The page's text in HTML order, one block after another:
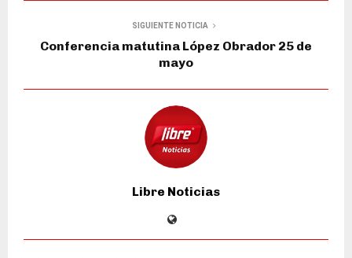
SIGUIENTE NOTICIA
Conferencia matutina López Obrador 25 de
mayo
Libre Noticias